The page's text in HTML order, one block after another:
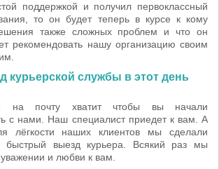
поддержкой и получил первоклассный
то он будет теперь в курсе к кому
также сложных проблем и что он
рекомендовать нашу организацию своим
курьерской службы в этот день
на почту хватит чтобы вы начали
с нами. Наш специалист приедет к вам. А
лёгкости наших клиентов мы сделали
быстрый выезд курьера. Всякий раз мы
и любви к вам.